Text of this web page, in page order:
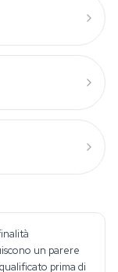
un parere
prima di